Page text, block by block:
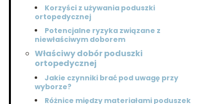
Korzyści z używania poduszki
ortopedycznej
Potencjalne ryzyka związane z
niewłaściwym doborem
Właściwy dobór poduszki
ortopedycznej
Jakie czynniki brać pod uwagę przy
wyborze?
Różnice między materiałami poduszek